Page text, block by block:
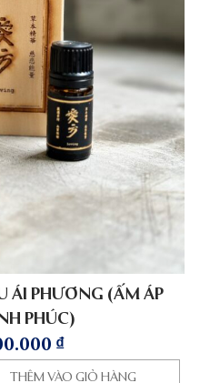
ÁI PHƯƠNG (ẤM ÁP
PHÚC)
₫
THÊM VÀO GIỎ HÀNG